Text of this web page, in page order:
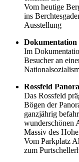
Vom heutige
ins
Ausstellung
Dokumentation
Im
Besucher an
Rossfeld
Das Rossfeld
Bögen der
ganzjährig
wunderschönen
Massiv des
Vom Parkplatz
zum